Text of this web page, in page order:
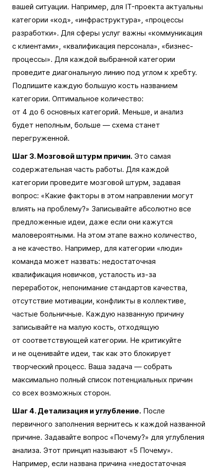
вашей ситуации. Например, для IT-проекта актуальны
категории «код», «инфраструктура», «процессы
разработки». Для сферы услуг важны «коммуникация
с клиентами», «квалификация персонала», «бизнес-
процессы». Для каждой выбранной категории
проведите диагональную линию под углом к хребту.
Подпишите каждую большую кость названием
категории. Оптимальное количество:
от 4 до 6 основных категорий. Меньше, и анализ
будет неполным, больше — схема станет
перегруженной.
Шаг 3. Мозговой штурм причин. Это самая
содержательная часть работы. Для каждой
категории проведите мозговой штурм, задавая
вопрос: «Какие факторы в этом направлении могут
влиять на проблему?» Записывайте абсолютно все
предложенные идеи, даже если они кажутся
маловероятными. На этом этапе важно количество,
а не качество. Например, для категории «люди»
команда может назвать: недостаточная
квалификация новичков, усталость из-за
переработок, непонимание стандартов качества,
отсутствие мотивации, конфликты в коллективе,
частые больничные. Каждую названную причину
записывайте на малую кость, отходящую
от соответствующей категории. Не критикуйте
и не оценивайте идеи, так как это блокирует
творческий процесс. Ваша задача — собрать
максимально полный список потенциальных причин
со всех возможных сторон.
Шаг 4. Детализация и углубление. После
первичного заполнения вернитесь к каждой названной
причине. Задавайте вопрос «Почему?» для углубления
анализа. Этот принцип называют «5 Почему».
Например, если названа причина «недостаточная